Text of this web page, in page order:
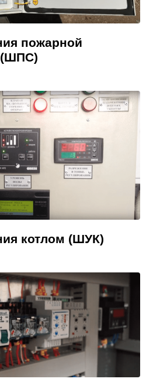
пожарной
(ШПС)
котлом (ШУК)